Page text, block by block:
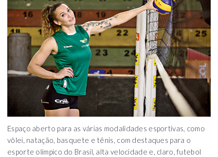
Espaço aberto para as várias modalidades esportivas, como
vôlei, natação, basquete e tênis, com destaques para o
esporte olímpico do Brasil, alta velocidade e, claro, futebol